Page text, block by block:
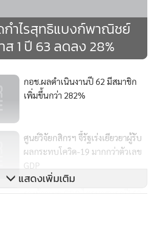
กำไรสุทธิแบงก์พาณิชย์
ส 1 ปี 63 ลดลง 28%
กอช.ผลดำเนินงานปี 62 มีสมาชิก
เพิ่มขึ้นกว่า 282%
167
ศูนย์วิจัยกสิกรฯ จี้รัฐเร่งเยียวยาผู้รับ
ผลกระทบโควิด-19 มากกว่าตัวเลข
GDP
รวงข้าวเผย GDP ไตรมาสแรกปี 63
แสดงเพิ่มเติม